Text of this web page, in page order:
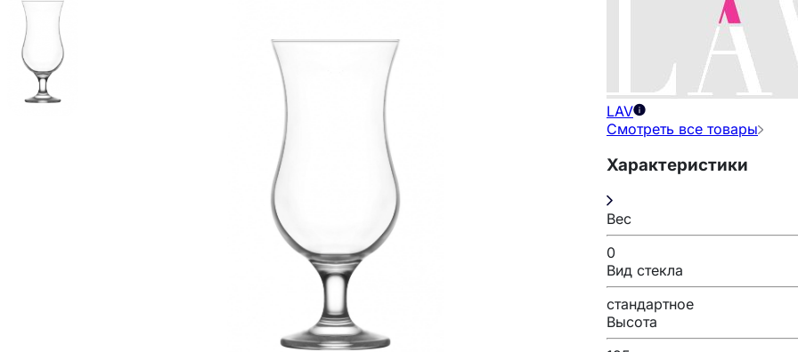
LAV
Смотреть все товары
Характеристики
Вес
0
Вид стекла
стандартное
Высота